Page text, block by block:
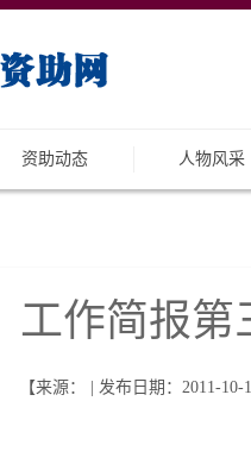
资助动态 人物风采
工作简报第
【来源： | 发布日期：2011-10-